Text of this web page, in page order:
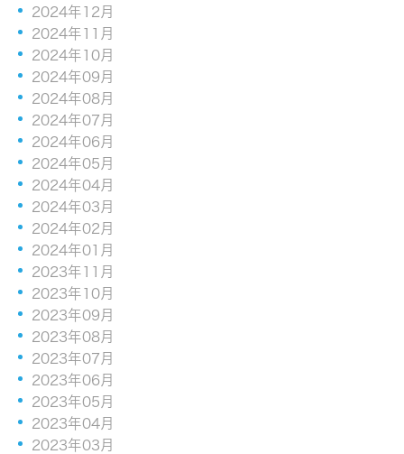
2024年12月
2024年11月
2024年10月
2024年09月
2024年08月
2024年07月
2024年06月
2024年05月
2024年04月
2024年03月
2024年02月
2024年01月
2023年11月
2023年10月
2023年09月
2023年08月
2023年07月
2023年06月
2023年05月
2023年04月
2023年03月